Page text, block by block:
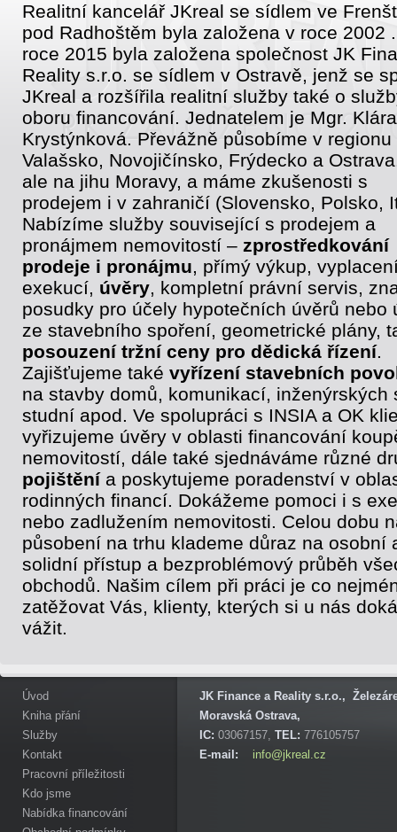
Realitní kancelář JKreal se sídlem ve
pod Radhoštěm byla založena v roce 2002
roce 2015 byla založena společnost JK
Reality s.r.o. se sídlem v Ostravě, jenž se
JKreal a rozšířila realitní služby také o
oboru financování. Jednatelem je Mgr. Klára
Krystýnková. Převážně působíme v regionu
Valašsko, Novojičínsko, Frýdecko a
ale na jihu Moravy, a máme zkušenosti s
prodejem i v zahraničí (Slovensko, Polsko,
Nabízíme služby související s prodejem a
pronájmem nemovitostí – zprostředkování
prodeje i pronájmu, přímý výkup,
exekucí, úvěry, kompletní právní servis,
posudky pro účely hypotečních úvěrů nebo
ze stavebního spoření, geometrické plány,
posouzení tržní ceny pro dědická řízení.
Zajišťujeme také vyřízení stavebních
na stavby domů, komunikací, inženýrských
studní apod. Ve spolupráci s INSIA a OK
vyřizujeme úvěry v oblasti financování
nemovitostí, dále také sjednáváme různé
pojištěnía poskytujeme poradenství v
rodinných financí. Dokážeme pomoci i s
nebo zadlužením nemovitosti. Celou dobu
působení na trhu klademe důraz na osobní
solidní přístup a bezproblémový průběh
obchodů. Našim cílem při práci je co
zatěžovat Vás, klienty, kterých si u nás
vážit.
Úvod
Kniha přání
Služby
Kontakt
Pracovní příležitosti
Kdo jsme
Nabídka financování
JK Finance a Reality s.r.o.,
Moravská Ostrava,
IC: 03067157, TEL: 776105757
E-mail:
info@jkreal.cz